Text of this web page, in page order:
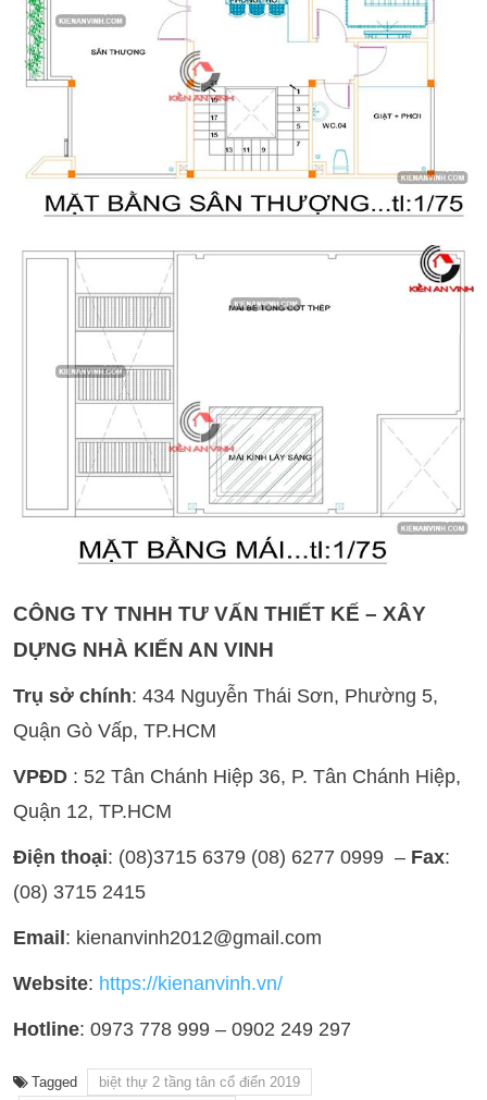
CÔNG TY TNHH TƯ VẤN THIẾT KẾ – XÂY
DỰNG NHÀ KIẾN AN VINH
Trụ sở chính: 434 Nguyễn Thái Sơn, Phường 5,
Quận Gò Vấp, TP.HCM
VPĐD : 52 Tân Chánh Hiệp 36, P. Tân Chánh Hiệp,
Quận 12, TP.HCM
Điện thoại: (08)3715 6379 (08) 6277 0999 – Fax:
(08) 3715 2415
Email : kienanvinh2012@gmail.com
Website: https://kienanvinh.vn/
Hotline: 0973 778 999 – 0902 249 297
Tagged
biệt thự 2 tầng tân cổ điển 2019